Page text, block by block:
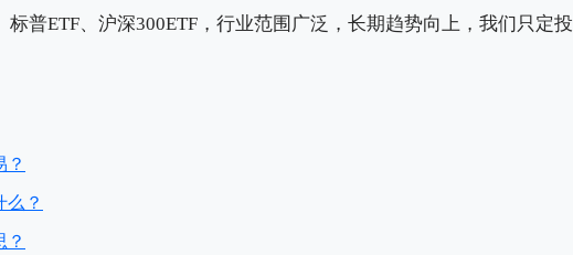
标普ETF、沪深300ETF，行业范围广泛，长期趋势向上，我们只定投
？
么？
？